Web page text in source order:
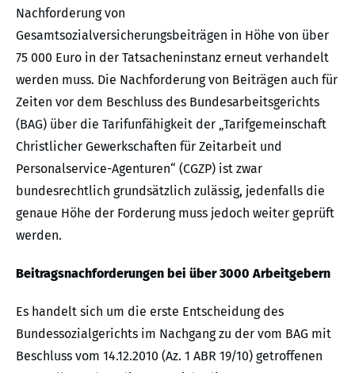
Nachforderung von
Gesamtsozialversicherungsbeiträgen in Höhe von über
75 000 Euro in der Tatsacheninstanz erneut verhandelt
werden muss. Die Nachforderung von Beiträgen auch für
Zeiten vor dem Beschluss des Bundesarbeitsgerichts
(BAG) über die Tarifunfähigkeit der „Tarifgemeinschaft
Christlicher Gewerkschaften für Zeitarbeit und
Personalservice-Agenturen“ (CGZP) ist zwar
bundesrechtlich grundsätzlich zulässig, jedenfalls die
genaue Höhe der Forderung muss jedoch weiter geprüft
werden.
Beitragsnachforderungen bei über 3000 Arbeitgebern
Es handelt sich um die erste Entscheidung des
Bundessozialgerichts im Nachgang zu der vom BAG mit
Beschluss vom 14.12.2010 (Az. 1 ABR 19/10) getroffenen